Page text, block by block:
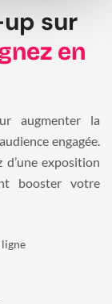
sur
en
augmenter la
engagée.
exposition
booster votre